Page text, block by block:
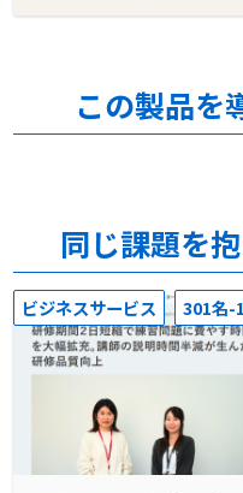
この製品を
同じ課題を
ビジネスサービス 301名-